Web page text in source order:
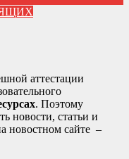
аттестации
. Поэтому
новости, статьи и
новостном сайте –